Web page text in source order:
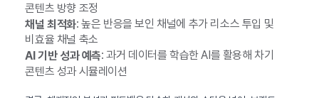
콘텐츠 방향 조정
채널 최적화: 높은 반응을 보인 채널에 추가 리소스 투입 및
비효율 채널 축소
AI 기반 성과 예측: 과거 데이터를 학습한 AI를 활용해 차기
콘텐츠 성과 시뮬레이션